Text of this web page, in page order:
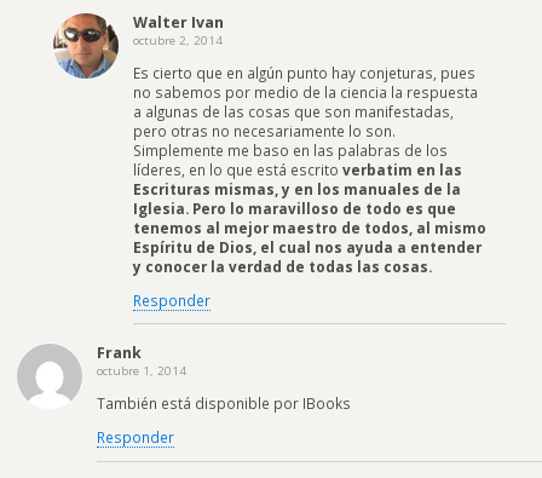
Walter Ivan
octubre 2, 2014
Es cierto que en algún punto hay conjeturas, pues
no sabemos por medio de la ciencia la respuesta
a algunas de las cosas que son manifestadas,
pero otras no necesariamente lo son.
Simplemente me baso en las palabras de los
líderes, en lo que está escrito verbatim en las
Escrituras mismas, y en los manuales de la
Iglesia. Pero lo maravilloso de todo es que
tenemos al mejor maestro de todos, al mismo
Espíritu de Dios, el cual nos ayuda a entender
y conocer la verdad de todas las cosas.
Responder
Frank
octubre 1, 2014
También está disponible por IBooks
Responder